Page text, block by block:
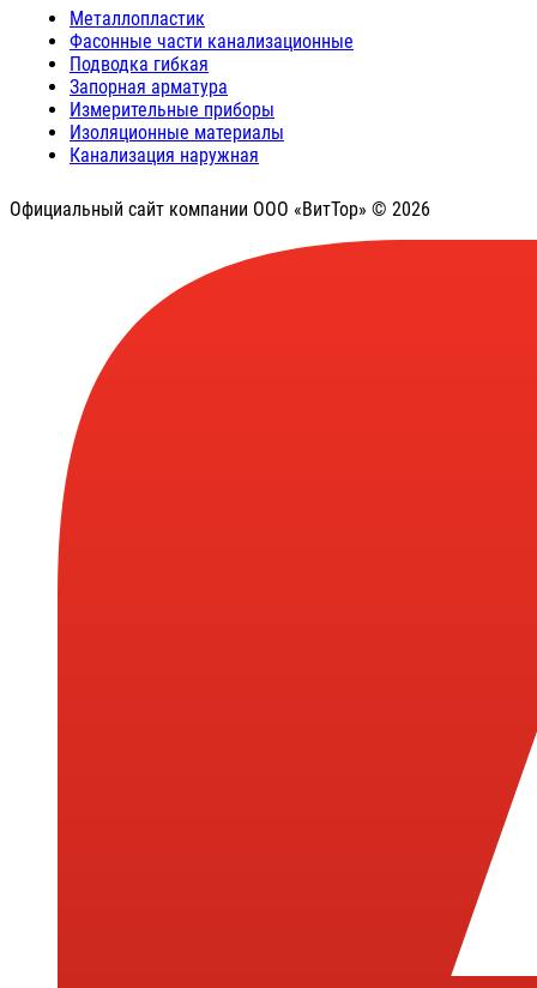
Металлопластик
Фасонные части канализационные
Подводка гибкая
Запорная арматура
Измерительные приборы
Изоляционные материалы
Канализация наружная
Официальный сайт компании ООО «ВитТор» © 2026